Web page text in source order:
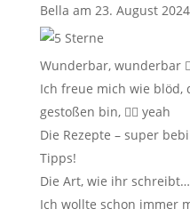
Bella am 23. August
Wunderbar, wunderbar
Ich freue mich wie blöd,
gestoßen bin, 👍🏼 yeah
Die Rezepte – super
Tipps!
Die Art, wie ihr schreibt…
Ich wollte schon immer